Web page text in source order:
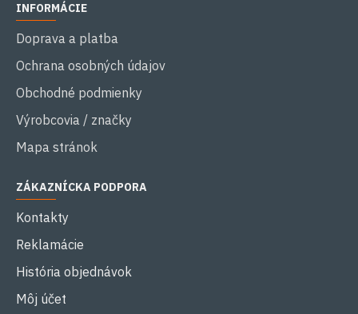
INFORMÁCIE
Doprava a platba
Ochrana osobných údajov
Obchodné podmienky
Výrobcovia / značky
Mapa stránok
ZÁKAZNÍCKA PODPORA
Kontakty
Reklamácie
História objednávok
Môj účet